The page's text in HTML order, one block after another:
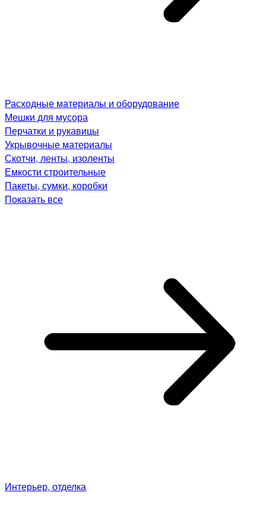
Расходные материалы и оборудование
Мешки для мусора
Перчатки и рукавицы
Укрывочные материалы
Скотчи, ленты, изоленты
Емкости строительные
Пакеты, сумки, коробки
Показать все
Интерьер, отделка